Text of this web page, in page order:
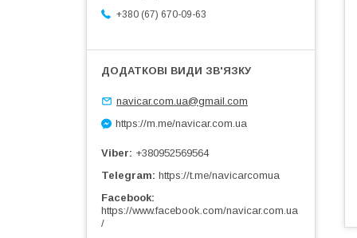
+380 (67) 670-09-63
navicar.com.ua@gmail.com
https://m.me/navicar.com.ua
Viber
+380952569564
Telegram https://t.me/navicarcomua
Facebook
https://www.facebook.com/navicar.com.ua
/